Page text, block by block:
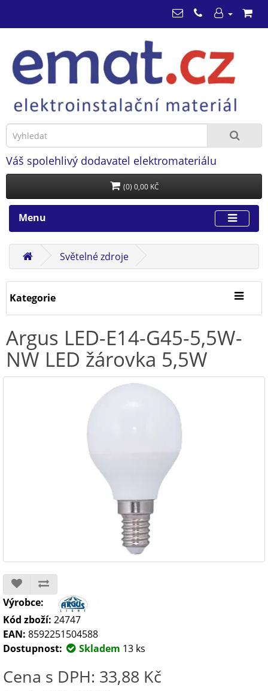
Váš spolehlivý dodavatel elektromateriálu
(0) 0,00 KČ
Menu
Světelné zdroje
Kategorie
Argus LED-E14-G45-5,5W-
NW LED žárovka 5,5W
Výrobce:
Kód zboží: 24747
EAN: 8592251504588
Dostupnost:
Skladem 13 ks
Cena s DPH: 33,88 Kč